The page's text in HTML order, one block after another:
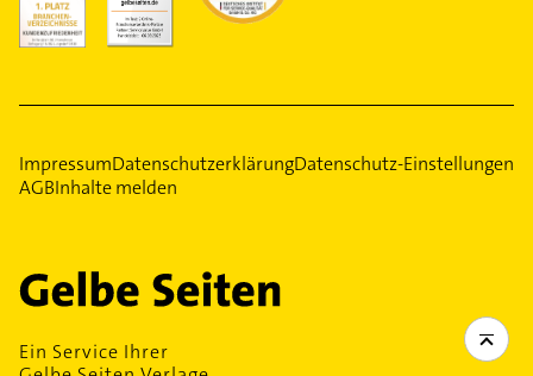
ImpressumDatenschutzerklärungDatenschutz-Einstellungen
AGBInhalte melden
Ein Service Ihrer